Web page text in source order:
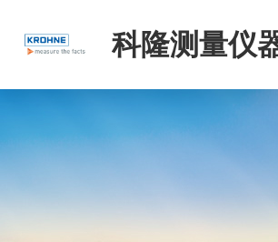
科隆测量仪
司